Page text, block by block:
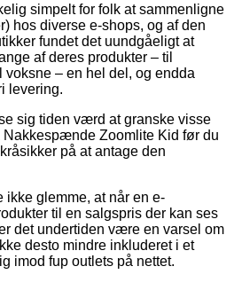
simpelt for folk at sammenligne
hos diverse e-shops, og af den
fundet det uundgåeligt at
af deres produkter – til
voksne – en hel del, og endda
levering.
sig tiden værd at granske visse
Nakkespænde Zoomlite Kid før du
på at antage den
ikke glemme, at når en e-
til en salgspris der kan ses
det undertiden være en varsel om
desto mindre inkluderet i et
imod fup outlets på nettet.